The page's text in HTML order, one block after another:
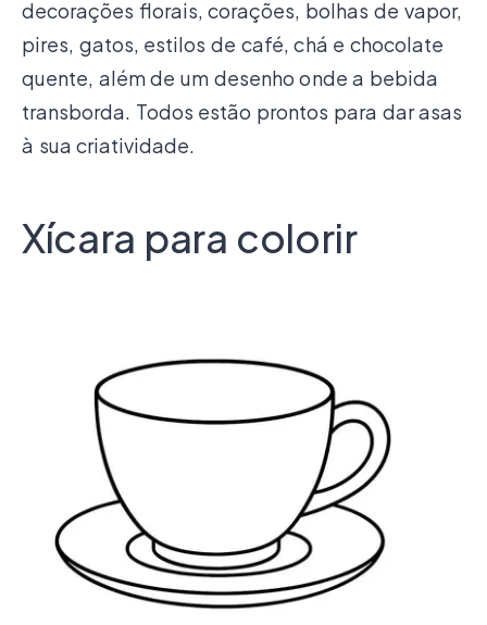
decorações florais, corações, bolhas de vapor,
pires, gatos, estilos de café, chá e chocolate
quente, além de um desenho onde a bebida
transborda. Todos estão prontos para dar asas
à sua criatividade.
Xícara para colorir